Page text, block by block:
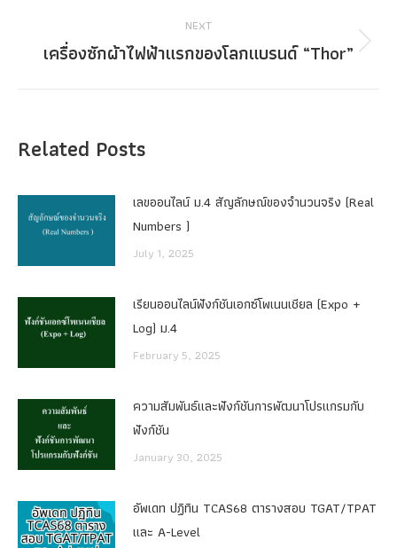
NEXT
Next
เครื่องซักผ้าไฟฟ้าแรกของโลกแบรนด์ “Thor”
Related Posts
เลขออนไลน์ ม.4 สัญลักษณ์ของจำนวนจริง (Real
Numbers )
July 1, 2025
เรียนออนไลน์ฟังก์ชันเอกซ์โพเนนเชียล (Expo +
Log) ม.4
February 5, 2025
ความสัมพันธ์และฟังก์ชันการพัฒนาโปรแกรมกับ
ฟังก์ชัน
January 30, 2025
อัพเดท ปฏิทิน TCAS68 ตารางสอบ TGAT/TPAT
และ A-Level